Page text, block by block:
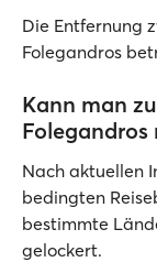
Die Entfernung
Folegandros
Kann man
Folegandros
Nach aktuellen
bedingten
bestimmte
gelockert.